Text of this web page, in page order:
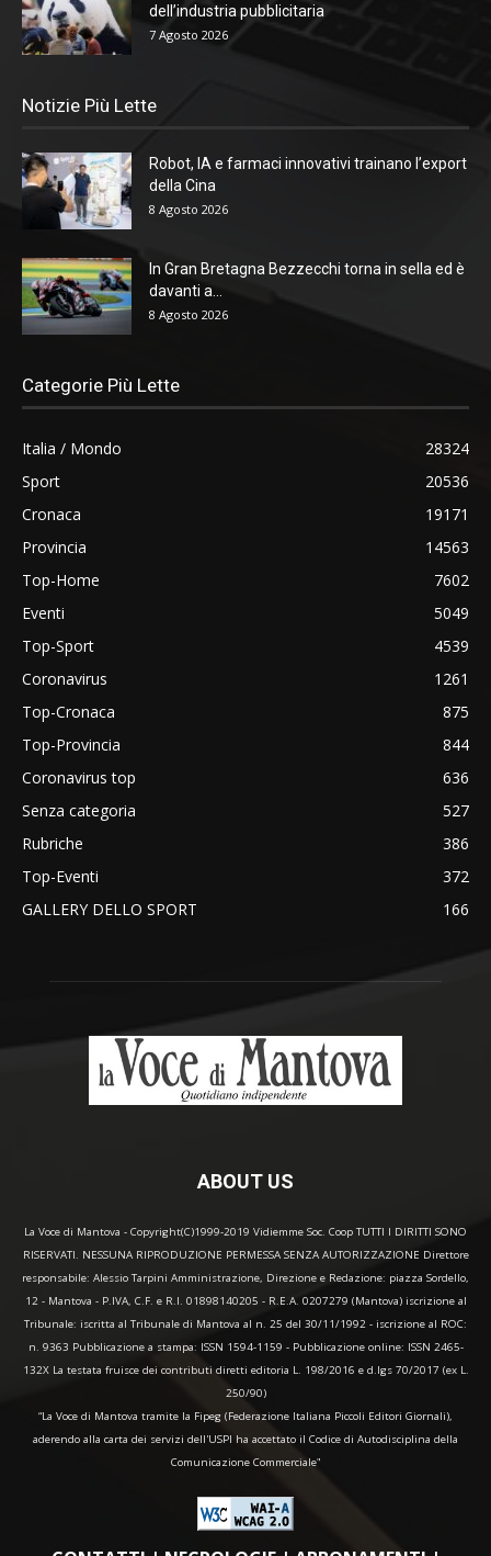
dell’industria pubblicitaria
7 Agosto 2026
Notizie Più Lette
Robot, IA e farmaci innovativi trainano l’export
della Cina
8 Agosto 2026
In Gran Bretagna Bezzecchi torna in sella ed è
davanti a...
8 Agosto 2026
Categorie Più Lette
Italia / Mondo
28324
Sport
20536
Cronaca
19171
Provincia
14563
Top-Home
7602
Eventi
5049
Top-Sport
4539
Coronavirus
1261
Top-Cronaca
875
Top-Provincia
844
Coronavirus top
636
Senza categoria
527
Rubriche
386
Top-Eventi
372
GALLERY DELLO SPORT
166
ABOUT US
La Voce di Mantova - Copyright(C)1999-2019 Vidiemme Soc. Coop TUTTI I DIRITTI SONO
RISERVATI. NESSUNA RIPRODUZIONE PERMESSA SENZA AUTORIZZAZIONE Direttore
responsabile: Alessio Tarpini Amministrazione, Direzione e Redazione: piazza Sordello,
12 - Mantova - P.IVA, C.F. e R.I. 01898140205 - R.E.A. 0207279 (Mantova) iscrizione al
Tribunale: iscritta al Tribunale di Mantova al n. 25 del 30/11/1992 - iscrizione al ROC:
n. 9363 Pubblicazione a stampa: ISSN 1594-1159 - Pubblicazione online: ISSN 2465-
132X La testata fruisce dei contributi diretti editoria L. 198/2016 e d.lgs 70/2017 (ex L.
250/90)
“La Voce di Mantova tramite la Fipeg (Federazione Italiana Piccoli Editori Giornali),
aderendo alla carta dei servizi dell'USPI ha accettato il Codice di Autodisciplina della
Comunicazione Commerciale"